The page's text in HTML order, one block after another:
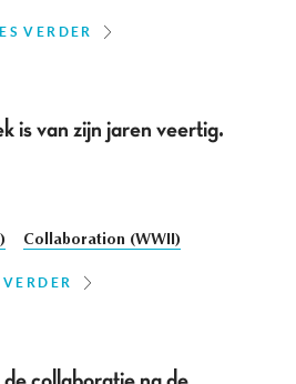
VERDER
is van zijn jaren veertig.
Collaboration (WWII)
VERDER